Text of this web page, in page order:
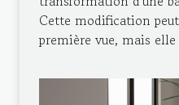
Cette modification
première vue, mais elle